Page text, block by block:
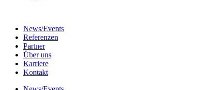
News/Events
Referenzen
Partner
Über uns
Karriere
Kontakt